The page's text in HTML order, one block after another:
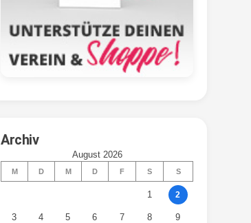
Archiv
August 2026
M D M D F S S
1 2
3 4 5 6 7 8
9